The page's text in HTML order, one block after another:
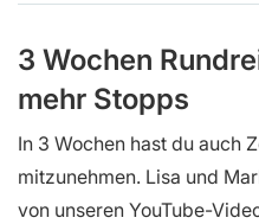
3 Wochen
mehr Stopps
In 3 Wochen hast du auch
mitzunehmen. Lisa und
von unseren YouTube-